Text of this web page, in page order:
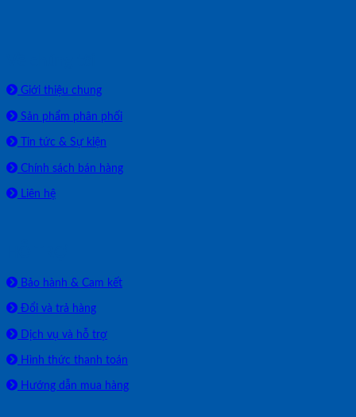
Giới thiệu chung
Sản phẩm phân phối
Tin tức & Sự kiện
Chính sách bán hàng
Liên hệ
Bảo hành & Cam kết
Đổi và trả hàng
Dịch vụ và hỗ trợ
Hình thức thanh toán
Hướng dẫn mua hàng